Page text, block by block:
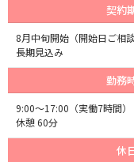
契約
8月中旬開始（開始日ご相
長期見込み
勤務
9:00～17:00（実働7時間）
休憩 60分
休